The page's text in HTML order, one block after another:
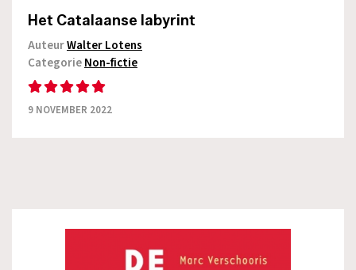
Het Catalaanse labyrint
AuteurWalter Lotens
CategorieNon-fictie
9 NOVEMBER 2022